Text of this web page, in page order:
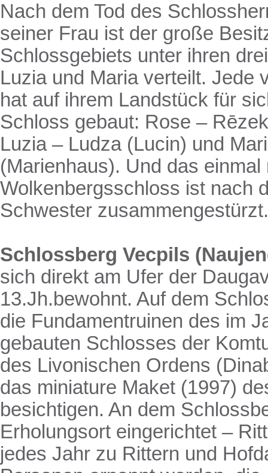
Nach dem Tod des
seiner Frau ist der große
Schlossgebiets unter ihren
Luzia und Maria verteilt. Jede
hat auf ihrem Landstück für
Schloss gebaut: Rose –
Luzia – Ludza (Lucin) und
(Marienhaus). Und das einmal
Wolkenbergsschloss ist nach
Schwester zusammengestürzt.
Schlossberg Vecpils
sich direkt am Ufer der
13.Jh.bewohnt. Auf dem
die Fundamentruinen des im
gebauten Schlosses der
des Livonischen Ordens
das miniature Maket (1997)
besichtigen. An dem
Erholungsort eingerichtet –
jedes Jahr zu Rittern und